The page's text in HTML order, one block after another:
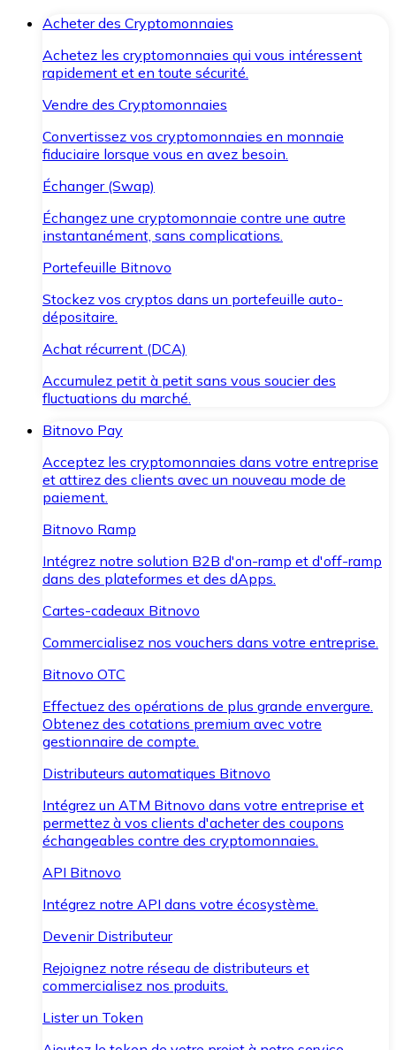
Acheter des Cryptomonnaies
Achetez les cryptomonnaies qui vous intéressent
rapidement et en toute sécurité.
Vendre des Cryptomonnaies
Convertissez vos cryptomonnaies en monnaie
fiduciaire lorsque vous en avez besoin.
Échanger (Swap)
Échangez une cryptomonnaie contre une autre
instantanément, sans complications.
Portefeuille Bitnovo
Stockez vos cryptos dans un portefeuille auto-
dépositaire.
Achat récurrent (DCA)
Accumulez petit à petit sans vous soucier des
fluctuations du marché.
Bitnovo Pay
Acceptez les cryptomonnaies dans votre entreprise
et attirez des clients avec un nouveau mode de
paiement.
Bitnovo Ramp
Intégrez notre solution B2B d'on-ramp et d'off-ramp
dans des plateformes et des dApps.
Cartes-cadeaux Bitnovo
Commercialisez nos vouchers dans votre entreprise.
Bitnovo OTC
Effectuez des opérations de plus grande envergure.
Obtenez des cotations premium avec votre
gestionnaire de compte.
Distributeurs automatiques Bitnovo
Intégrez un ATM Bitnovo dans votre entreprise et
permettez à vos clients d'acheter des coupons
échangeables contre des cryptomonnaies.
API Bitnovo
Intégrez notre API dans votre écosystème.
Devenir Distributeur
Rejoignez notre réseau de distributeurs et
commercialisez nos produits.
Lister un Token